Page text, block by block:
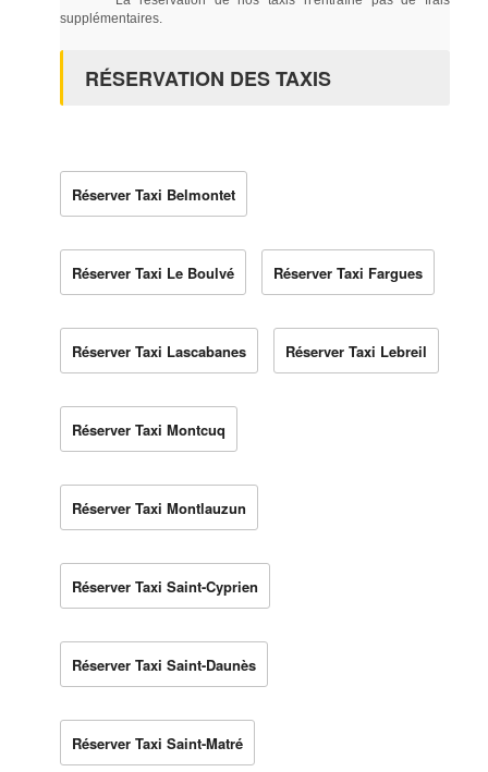
supplémentaires.
RÉSERVATION DES TAXIS
Réserver Taxi Belmontet
Réserver Taxi Le Boulvé Réserver Taxi Fargues
Réserver Taxi Lascabanes Réserver Taxi Lebreil
Réserver Taxi Montcuq
Réserver Taxi Montlauzun
Réserver Taxi Saint-Cyprien
Réserver Taxi Saint-Daunès
Réserver Taxi Saint-Matré